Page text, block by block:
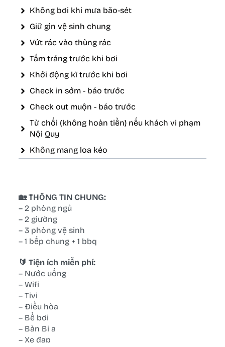
Không bơi khi mưa bão-sét
Giữ gìn vệ sinh chung
Vứt rác vào thùng rác
Tắm tráng trước khi bơi
Khởi động kĩ trước khi bơi
Check in sớm - báo trước
Check out muộn - báo trước
Từ chối (không hoàn tiền) nếu khách vi phạm
Nội Quy
Không mang loa kéo
🏡 THÔNG TIN CHUNG:
– 2 phòng ngủ
– 2 giường
– 3 phòng vệ sinh
– 1 bếp chung + 1 bbq
🔰 Tiện ích miễn phí:
– Nước uống
– Wifi
– Tivi
– Điều hòa
– Bể bơi
– Bàn Bi a
– Xe đạp